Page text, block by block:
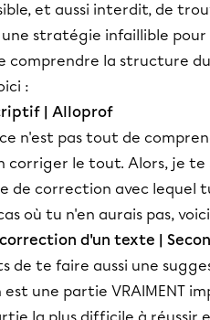
et aussi interdit, de
stratégie infaillible pour
comprendre la structure
:
| Alloprof
n'est pas tout de
corriger le tout. Alors, je te
de correction avec lequel
où tu n'en aurais pas,
d'un texte |
de te faire aussi une
une partie VRAIMENT